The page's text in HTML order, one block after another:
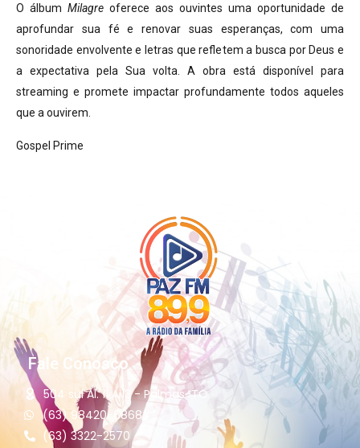
O álbum Milagre oferece aos ouvintes uma oportunidade de
aprofundar sua fé e renovar suas esperanças, com uma
sonoridade envolvente e letras que refletem a busca por Deus e
a expectativa pela Sua volta. A obra está disponível para
streaming e promete impactar profundamente todos aqueles
que a ouvirem.
Gospel Prime
Fale Conosco
504 sul Al. 11 Ai13 - Palmas-TO
(63) 98420-6868
(63) 3322-2570